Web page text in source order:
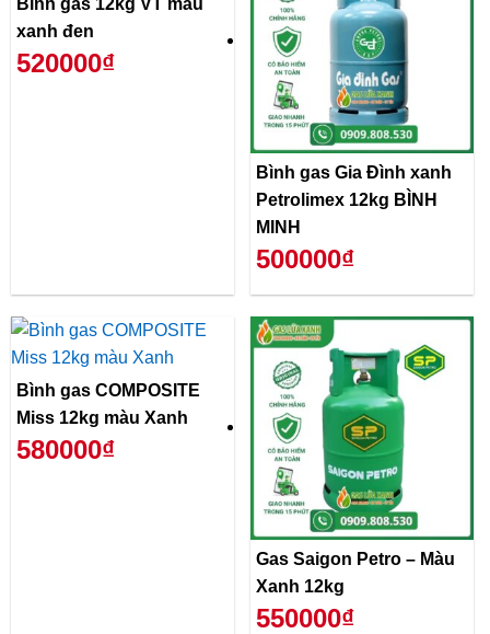
xanh đen
520000₫
Bình gas Gia Đình xanh
Petrolimex 12kg BÌNH
MINH
500000₫
Bình gas COMPOSITE
Miss 12kg màu Xanh
580000₫
Gas Saigon Petro – Màu
Xanh 12kg
550000₫